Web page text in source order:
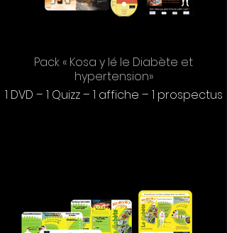
Pack « Kosa y lé le Diabète et
hypertension»
1 DVD – 1 Quizz – 1 affiche – 1 prospectus